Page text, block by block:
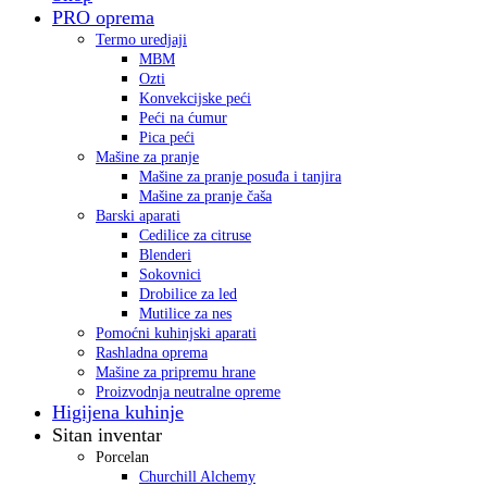
PRO oprema
Termo uredjaji
MBM
Ozti
Konvekcijske peći
Peći na ćumur
Pica peći
Mašine za pranje
Mašine za pranje posuđa i tanjira
Mašine za pranje čaša
Barski aparati
Cedilice za citruse
Blenderi
Sokovnici
Drobilice za led
Mutilice za nes
Pomoćni kuhinjski aparati
Rashladna oprema
Mašine za pripremu hrane
Proizvodnja neutralne opreme
Higijena kuhinje
Sitan inventar
Porcelan
Churchill Alchemy